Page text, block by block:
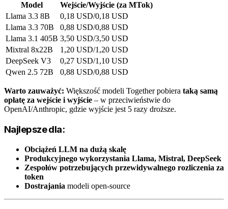
Model
Wejście/Wyjście (za MTok)
Llama 3.3 8B
0,18 USD/0,18 USD
Llama 3.3 70B
0,88 USD/0,88 USD
Llama 3.1 405B 3,50 USD/3,50 USD
Mixtral 8x22B
1,20 USD/1,20 USD
DeepSeek V3
0,27 USD/1,10 USD
Qwen 2.5 72B
0,88 USD/0,88 USD
Warto zauważyć: Większość modeli Together pobiera taką samą
opłatę za wejście i wyjście – w przeciwieństwie do
OpenAI/Anthropic, gdzie wyjście jest 5 razy droższe.
Najlepsze dla:
Obciążeń LLM na dużą skalę
Produkcyjnego wykorzystania Llama, Mistral, DeepSeek
Zespołów potrzebujących przewidywalnego rozliczenia za
token
Dostrajania modeli open-source